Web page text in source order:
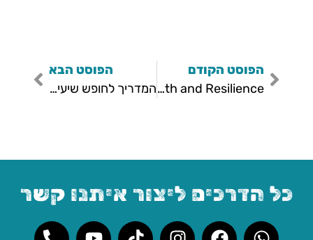
הפוסט הקודם
Seedlings of Yes: Cultivating Growth and Resilience"
הפוסט הבא
המדריך לחופש שיעיף אתכם קדימה: 10 שדרוגים לקיץ שלא תשכחו
כל הדרכים ליצור איתנו קשר